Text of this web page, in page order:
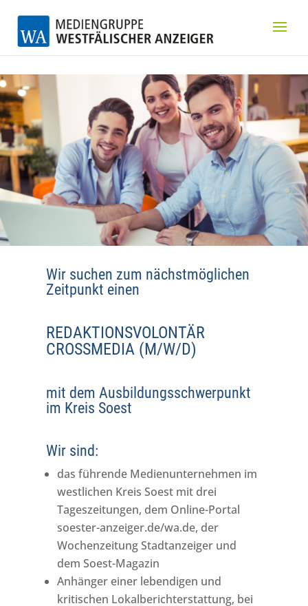
Wir suchen zum nächstmöglichen
Zeitpunkt einen
REDAKTIONSVOLONTÄR
CROSSMEDIA (M/W/D)
mit dem Ausbildungsschwerpunkt
im Kreis Soest
Wir sind:
das führende Medienunternehmen im
westlichen Kreis Soest mit drei
Tageszeitungen, dem Online-Portal
soester-anzeiger.de/wa.de, der
Wochenzeitung Stadtanzeiger und
dem Soest-Magazin
Anhänger einer lebendigen und
kritischen Lokalberichterstattung, bei